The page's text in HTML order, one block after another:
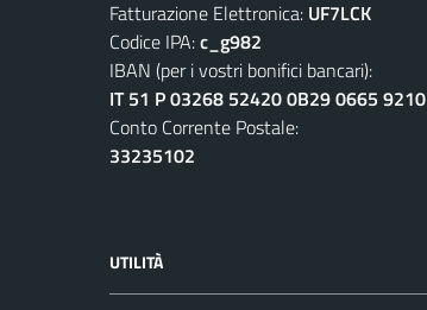
Fatturazione Elettronica: UF7LCK
Codice IPA:c_g982
IBAN (per i vostri bonifici bancari):
IT 51 P 03268 52420 0B29 0665 9210
Conto Corrente Postale:
33235102
UTILITÀ